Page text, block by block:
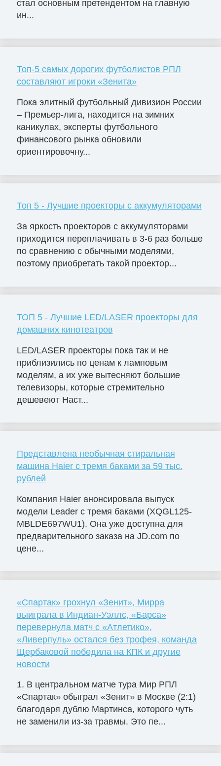
стал основным претендентом на главную
ин...
Топ-5 самых дорогих футболистов РПЛ
составляют игроки «Зенита»
Пока элитный футбольный дивизион России
– Премьер-лига, находится на зимних
каникулах, эксперты футбольного
финансового рынка обновили
ориентировочну...
Топ 5 - Лучшие проекторы с аккумуляторами
За яркость проекторов с аккумуляторами
приходится переплачивать в 3-6 раз больше
по сравнению с обычными моделями,
поэтому приобретать такой проектор...
ТОП 5 - Лучшие LED/LASER проекторы для
домашних кинотеатров
LED/LASER проекторы пока так и не
приблизились по ценам к ламповым
моделям, а их уже вытесняют большие
телевизоры, которые стремительно
дешевеют Наст...
Представлена необычная стиральная
машина Haier с тремя баками за 59 тыс.
рублей
Компания Haier анонсировала выпуск
модели Leader с тремя баками (XQGL125-
MBLDE697WU1). Она уже доступна для
предварительного заказа на JD.com по
цене...
«Спартак» грохнул «Зенит», Мирра
выиграла в Индиан-Уэллс, «Барса»
перевернула матч с «Атлетико»,
«Ливерпуль» остался без трофея, команда
Щербаковой победила на КПК и другие
новости
1. В центральном матче тура Мир РПЛ
«Спартак» обыграл «Зенит» в Москве (2:1)
благодаря дублю Мартинса, которого чуть
не заменили из-за травмы. Это пе...